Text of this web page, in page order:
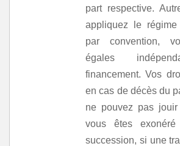
part respective.
appliquez le régime
par convention,
égales
financement. Vos
en cas de décès du
ne pouvez pas
vous êtes
succession, si une